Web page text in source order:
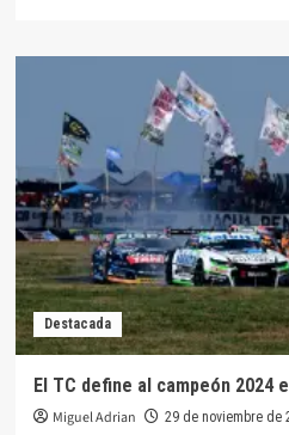
El
el
mejor
crono
del
TCR
en
Rosario
Destacada
El TC define al campeón 2024
Miguel Adrian 29 de noviembre de